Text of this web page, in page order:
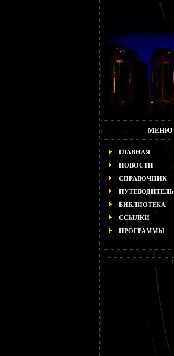
МЕНЮ
ГЛАВНАЯ
НОВОСТИ
СПРАВОЧНИК
ПУТЕВОДИТЕЛЬ
БИБЛИОТЕКА
ССЫЛКИ
ПРОГРАММЫ